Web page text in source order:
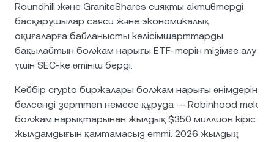
Roundhill және GraniteShares сияқты активтерді
басқарушылар саяси және экономикалық
оқиғаларға байланысты келісімшарттарды
бақылайтын болжам нарығы ETF-терін тізімге алу
үшін SEC-ке өтініш берді.
Кейбір crypto биржалары болжам нарығы өнімдерін
белсенді зерттеп немесе құруда — Robinhood тек
болжам нарықтарынан жылдық $350 миллион кіріс
жылдамдығын қамтамасыз етті. 2026 жылдың